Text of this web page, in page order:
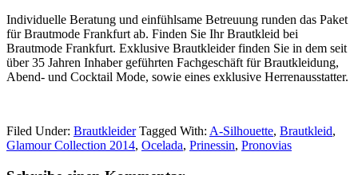
Individuelle Beratung und einfühlsame Betreuung runden das Paket
für Brautmode Frankfurt ab. Finden Sie Ihr Brautkleid bei
Brautmode Frankfurt. Exklusive Brautkleider finden Sie in dem seit
über 35 Jahren Inhaber geführten Fachgeschäft für Brautkleidung,
Abend- und Cocktail Mode, sowie eines exklusive Herrenausstatter.
Filed Under: Brautkleider Tagged With: A-Silhouette, Brautkleid,
Glamour Collection 2014, Ocelada, Prinessin, Pronovias